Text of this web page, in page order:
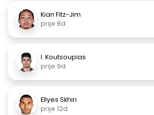
Kian Fitz-Jim
prije 8d
I. Koutsoupias
prije 9d
Ellyes Skhiri
prije 12d